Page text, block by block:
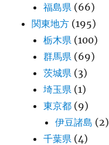
福島県 (66)
関東地方 (195)
栃木県 (100)
群馬県 (69)
茨城県 (3)
埼玉県 (1)
東京都 (9)
伊豆諸島 (2)
千葉県 (4)